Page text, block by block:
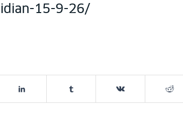
15-9-26/